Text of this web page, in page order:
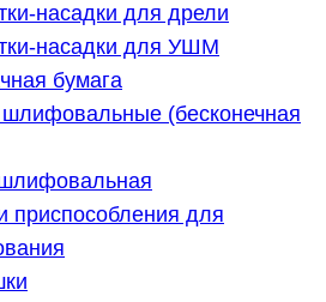
насадки для дрели
насадки для УШМ
бумага
(бесконечная
приспособления для